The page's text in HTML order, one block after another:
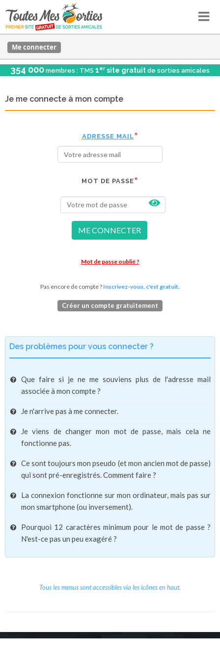
Me connecter
354 000 membres : TMS 1er site gratuit de sorties amicales
Je me connecte à mon compte
ADRESSE MAIL
MOT DE PASSE
ME CONNECTER
Mot de passe oublié ?
Pas encore de compte ? Inscrivez-vous, c'est gratuit.
Créer un compte gratuitement
Des problèmes pour vous connecter ?
Que faire si je ne me souviens plus de l'adresse mail
associée à mon compte ?
Je n'arrive pas à me connecter.
Je viens de changer mon mot de passe, mais cela ne
fonctionne pas.
Ce sont toujours mon pseudo (et mon ancien mot de passe)
qui sont pré-enregistrés. Comment faire ?
La connexion fonctionne sur mon ordinateur, mais pas sur
mon smartphone (ou inversement).
Pourquoi 12 caractères minimum pour le mot de passe ?
N'est-ce pas un peu exagéré ?
Tous les menus sont accessibles via les icônes en haut.